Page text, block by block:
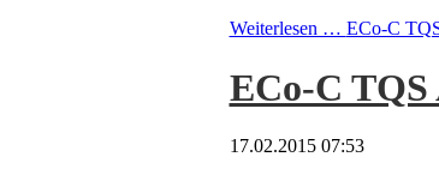
Weiterlesen … ECo-C
ECo-C TQS
17.02.2015 07:53